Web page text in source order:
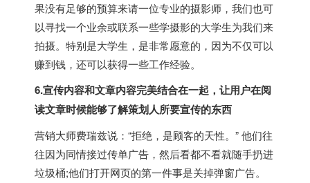
果没有足够的预算来请一位专业的摄影师，我们也可
以寻找一个业余或联系一些学摄影的大学生为我们来
拍摄。特别是大学生，是非常愿意的，因为不仅可以
赚到钱，还可以获得一些工作经验。
6.宣传内容和文章内容完美结合在一起，让用户在阅
读文章时候能够了解策划人所要宣传的东西
营销大师费瑞兹说：“拒绝，是顾客的天性。” 他们往
往因为同情接过传单广告，然后看都不看就随手扔进
垃圾桶;他们打开网页的第一件事是关掉弹窗广告。